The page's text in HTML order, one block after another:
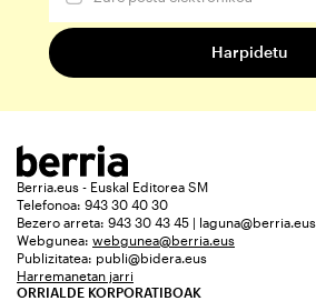
Berria.eus - Euskal Editorea SM
Telefonoa: 943 30 40 30
Bezero arreta: 943 30 43 45 | laguna@berria.eus
Webgunea: webgunea@berria.eus
Publizitatea: publi@bidera.eus
Harremanetan jarri
ORRIALDE KORPORATIBOAK